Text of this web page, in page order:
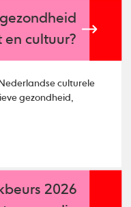
en cultuur?
culturele
gezondheid,
2026